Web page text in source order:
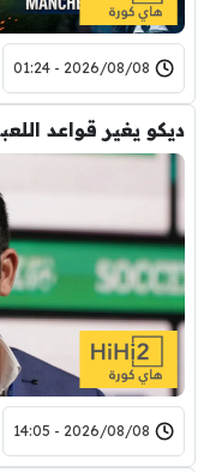
2026/08/08 - 01:24
ديكو يغير قواعد
2026/08/08 - 14:05